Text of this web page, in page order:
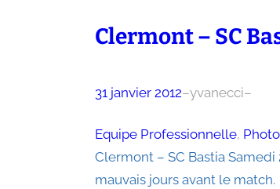
Clermont – SC
31 janvier 2012–yvanecci–
Equipe Professionnelle,
Clermont – SC Bastia Samedi
mauvais jours avant le match.